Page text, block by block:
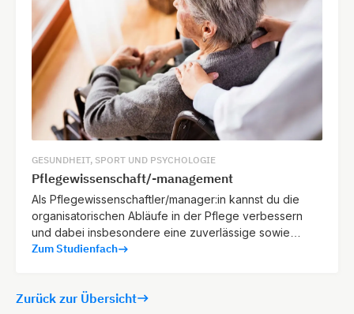
GESUNDHEIT, SPORT UND PSYCHOLOGIE
Pflegewissenschaft/-management
Als Pflegewissenschaftler/manager:in kannst du die
organisatorischen Abläufe in der Pflege verbessern
und dabei insbesondere eine zuverlässige sowie
hochwertige Betreuung sicherstellen.
Zum Studienfach
Zurück zur Übersicht